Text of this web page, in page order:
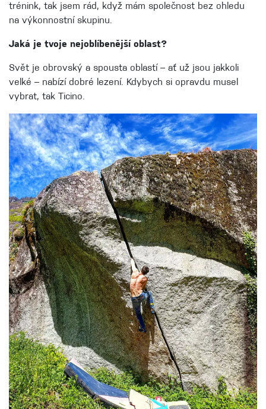
trénink, tak jsem rád, když mám společnost bez ohledu
na výkonnostní skupinu.
Jaká je tvoje nejoblíbenější oblast?
Svět je obrovský a spousta oblastí – ať už jsou jakkoli
velké – nabízí dobré lezení. Kdybych si opravdu musel
vybrat, tak Ticino.